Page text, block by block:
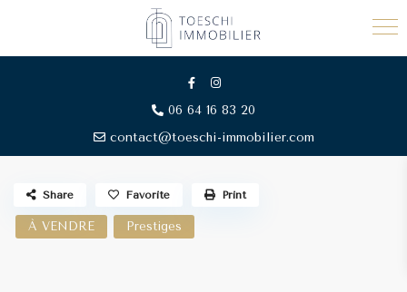
06 64 16 83 20
contact@toeschi-immobilier.com
À VENDRE Prestiges
Share Favorite Print